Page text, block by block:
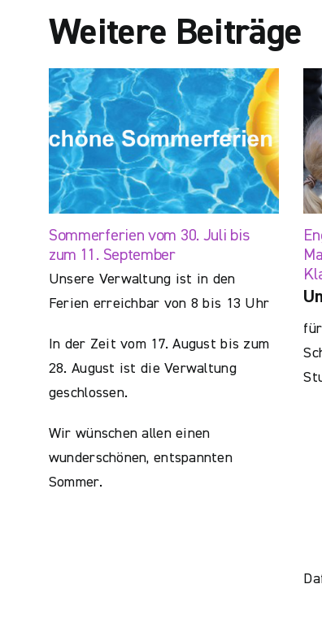
Weitere Beiträge
Sommerferien vom 30. Juli bis
zum 11. September
Unsere Verwaltung ist in den
Ferien erreichbar von 8 bis 13 Uhr
In der Zeit vom 17. August bis zum
28. August ist die Verwaltung
geschlossen.
Wir wünschen allen einen
wunderschönen, entspannten
Sommer.